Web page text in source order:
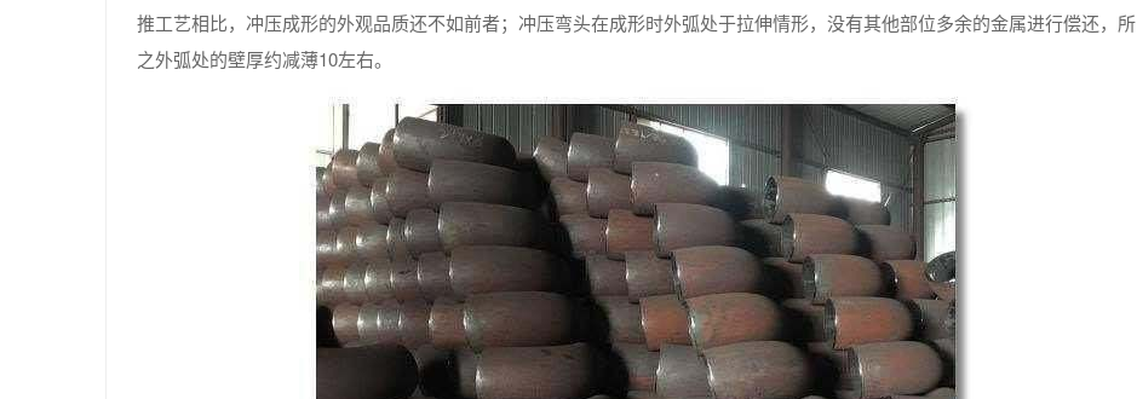
推工艺相比，冲压成形的外观品质还不如前者；冲压弯头在成形时外弧处于拉伸情形，没有其他部位多余的金属进行偿还，所
之外弧处的壁厚约减薄10左右。